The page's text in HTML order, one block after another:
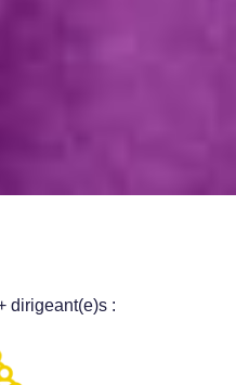
dirigeant(e)s :